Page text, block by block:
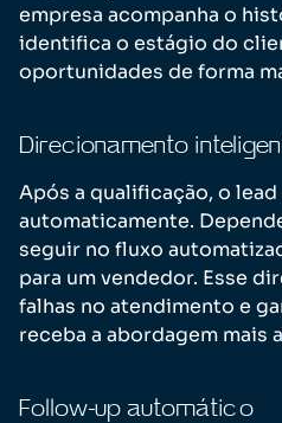
empresa acompanha o
identifica o estágio do
oportunidades de forma
Direcionamento
Após a qualificação, o
automaticamente.
seguir no fluxo
para um vendedor. Esse
falhas no atendimento e
receba a abordagem mais
Follow-up automático